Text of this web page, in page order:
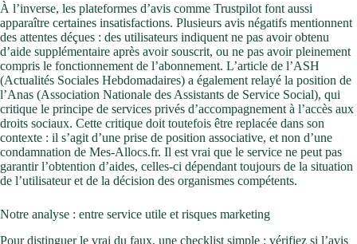
À l’inverse, les plateformes d’avis comme Trustpilot font aussi
apparaître certaines insatisfactions. Plusieurs avis négatifs mentionnent
des attentes déçues : des utilisateurs indiquent ne pas avoir obtenu
d’aide supplémentaire après avoir souscrit, ou ne pas avoir pleinement
compris le fonctionnement de l’abonnement. L’article de l’ASH
(Actualités Sociales Hebdomadaires) a également relayé la position de
l’Anas (Association Nationale des Assistants de Service Social), qui
critique le principe de services privés d’accompagnement à l’accès aux
droits sociaux. Cette critique doit toutefois être replacée dans son
contexte : il s’agit d’une prise de position associative, et non d’une
condamnation de Mes-Allocs.fr. Il est vrai que le service ne peut pas
garantir l’obtention d’aides, celles-ci dépendant toujours de la situation
de l’utilisateur et de la décision des organismes compétents.
Notre analyse : entre service utile et risques marketing
Pour distinguer le vrai du faux, une checklist simple : vérifiez si l’avis